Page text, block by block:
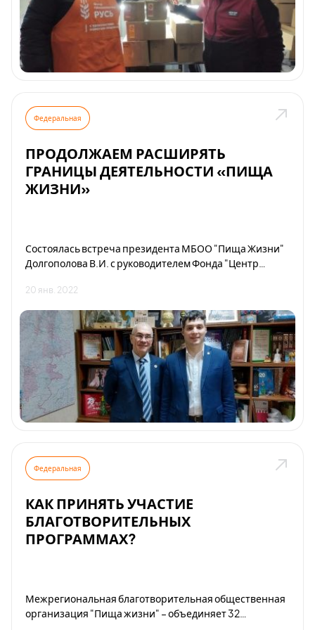
Федеральная
ПРОДОЛЖАЕМ РАСШИРЯТЬ
ГРАНИЦЫ ДЕЯТЕЛЬНОСТИ «ПИЩА
ЖИЗНИ»
Состоялась встреча президента МБОО "Пища Жизни"
Долгополова В.И. с руководителем Фонда "Центр
некоммерческого сектора экономики Челябинской
области" - Комиссаровым Михаилом Юрьевичем.
20 янв. 2022
Федеральная
КАК ПРИНЯТЬ УЧАСТИЕ
БЛАГОТВОРИТЕЛЬНЫХ
ПРОГРАММАХ?
Межрегиональная благотворительная общественная
организация "Пища жизни" – объединяет 32